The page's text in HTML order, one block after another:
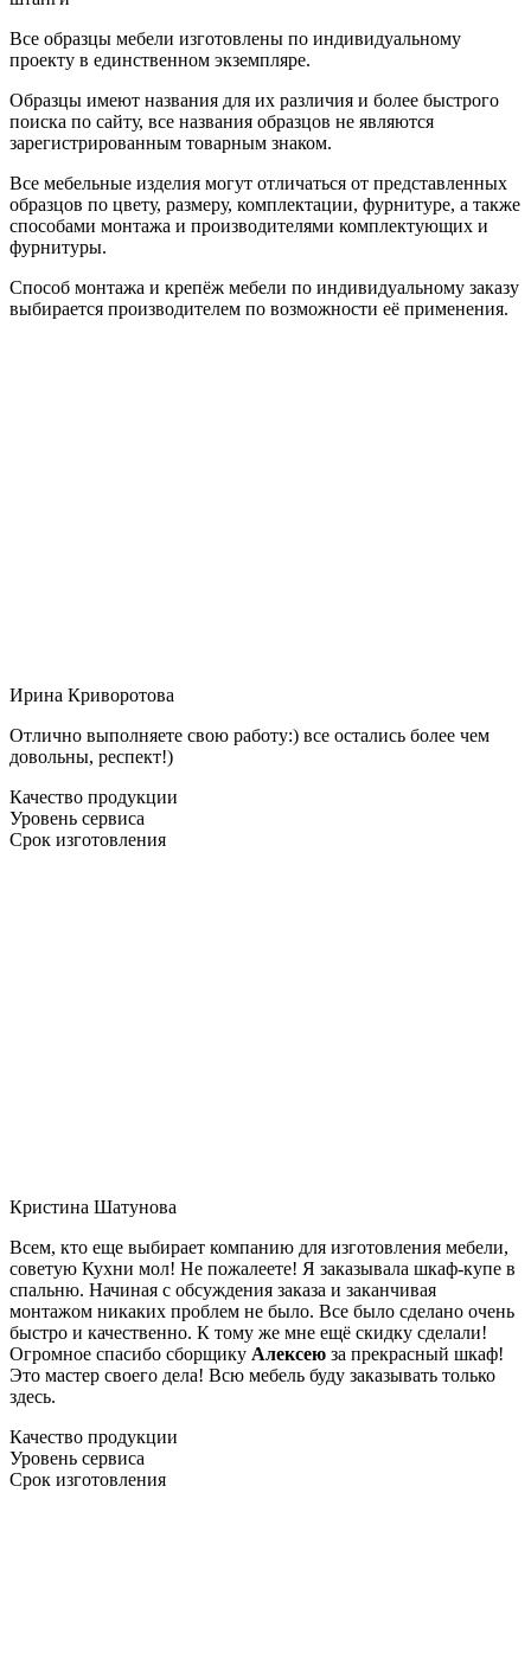
Все образцы мебели изготовлены по индивидуальному
проекту в единственном экземпляре.
Образцы имеют названия для их различия и более быстрого
поиска по сайту, все названия образцов не являются
зарегистрированным товарным знаком.
Все мебельные изделия могут отличаться от представленных
образцов по цвету, размеру, комплектации, фурнитуре, а также
способами монтажа и производителями комплектующих и
фурнитуры.
Способ монтажа и крепёж мебели по индивидуальному заказу
выбирается производителем по возможности её применения.
Ирина Криворотова
Отлично выполняете свою работу:) все остались более чем
довольны, респект!)
Качество продукции
Уровень сервиса
Срок изготовления
Кристина Шатунова
Всем, кто еще выбирает компанию для изготовления мебели,
советую Кухни мол! Не пожалеете! Я заказывала шкаф-купе в
спальню. Начиная с обсуждения заказа и заканчивая
монтажом никаких проблем не было. Все было сделано очень
быстро и качественно. К тому же мне ещё скидку сделали!
Огромное спасибо сборщику Алексею за прекрасный шкаф!
Это мастер своего дела! Всю мебель буду заказывать только
здесь.
Качество продукции
Уровень сервиса
Срок изготовления